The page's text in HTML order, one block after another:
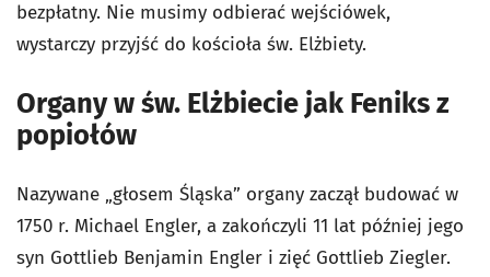
bezpłatny. Nie musimy odbierać wejściówek,
wystarczy przyjść do kościoła św. Elżbiety.
Organy w św. Elżbiecie jak Feniks z
popiołów
Nazywane „głosem Śląska” organy zaczął budować w
1750 r. Michael Engler, a zakończyli 11 lat później jego
syn Gottlieb Benjamin Engler i zięć Gottlieb Ziegler.